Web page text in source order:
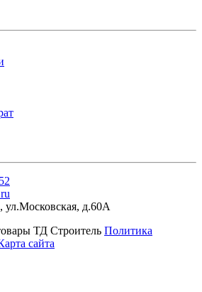
, ул.Московская, д.60А
ТД Строитель Политика
сайта